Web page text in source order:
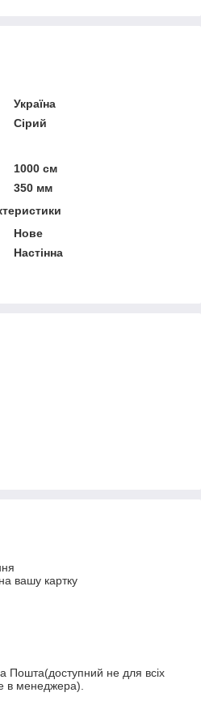
Україна
Сірий
1000 см
350 мм
Нове
Настінна
вашу картку
Пошта(доступний не для всіх
в менеджера).